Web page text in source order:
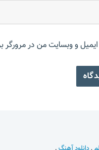
و وبسایت من در
.دانلود آهنگ.